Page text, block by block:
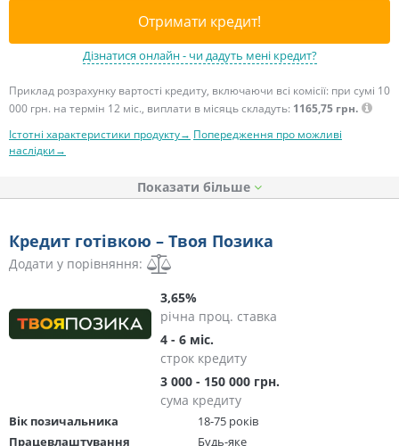
Отримати кредит!
Дізнатися онлайн - чи дадуть мені кредит?
Приклад розрахунку вартості кредиту, включаючи всі комісії: при сумі 10
000 грн. на термін 12 міс., виплати в місяць складуть: 1165,75 грн.
Істотні характеристики продукту→ Попередження про можливі
наслідки→
Показати
Кредит готівкою – Твоя Позика
Додати у порівняння:
3,65%
річна проц. ставка
4 - 6 міс.
строк кредиту
3 000 - 150 000 грн.
сума кредиту
Вік позичальника
18-75 років
Працевлаштування
Будь-яке